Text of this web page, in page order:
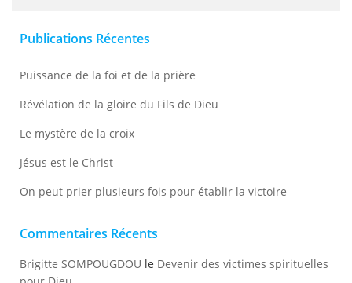
Publications Récentes
Puissance de la foi et de la prière
Révélation de la gloire du Fils de Dieu
Le mystère de la croix
Jésus est le Christ
On peut prier plusieurs fois pour établir la victoire
Commentaires Récents
Brigitte SOMPOUGDOU le Devenir des victimes spirituelles